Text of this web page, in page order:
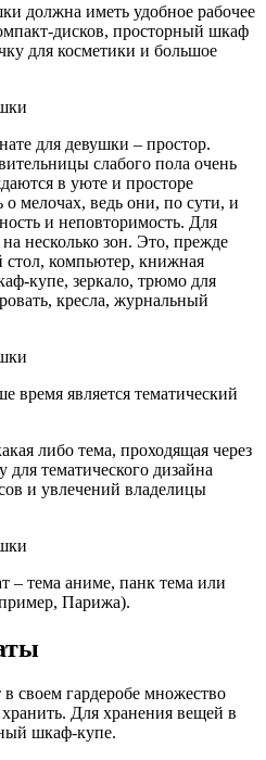
должна иметь удобное рабочее
дисков, просторный шкаф
для косметики и большое
для девушки – простор.
слабого пола очень
в уюте и просторе
о мелочах, ведь они, по сути, и
и неповторимость. Для
несколько зон. Это, прежде
стол, компьютер, книжная
купе, зеркало, трюмо для
кресла, журнальный
является тематический
либо тема, проходящая через
тематического дизайна
и увлечений владелицы
– тема аниме, панк тема или
Парижа).
своем гардеробе множество
Для хранения вещей в
шкаф-купе.